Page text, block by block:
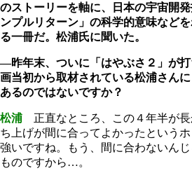
のストーリーを軸に、日本の宇宙開
ンプルリターン」の科学的意味など
る一冊だ。松浦氏に聞いた。
―昨年末、ついに「はやぶさ２」が
画当初から取材されている松浦さん
あるのではないですか？
松浦 正直なところ、この４年半が
ち上げが間に合ってよかったという
強いですね。もう、間に合わないん
ものですから…。